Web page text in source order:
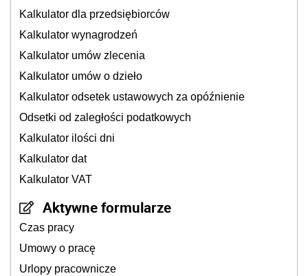
Kalkulator dla przedsiębiorców
Kalkulator wynagrodzeń
Kalkulator umów zlecenia
Kalkulator umów o dzieło
Kalkulator odsetek ustawowych za opóźnienie
Odsetki od zaległości podatkowych
Kalkulator ilości dni
Kalkulator dat
Kalkulator VAT
Aktywne formularze
Czas pracy
Umowy o pracę
Urlopy pracownicze